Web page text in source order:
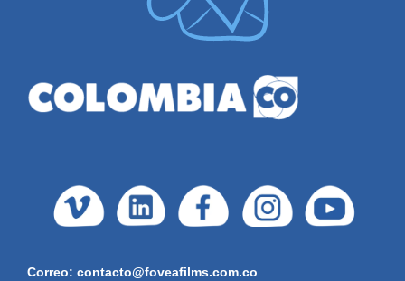
Correo: contacto@foveafilms.com.co